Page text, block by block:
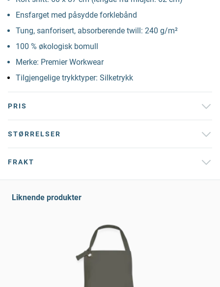
Ensfarget med påsydde forklebånd
Tung, sanforisert, absorberende twill: 240 g/m²
100 % økologisk bomull
Merke: Premier Workwear
Tilgjengelige trykktyper: Silketrykk
PRIS
STØRRELSER
FRAKT
Liknende produkter